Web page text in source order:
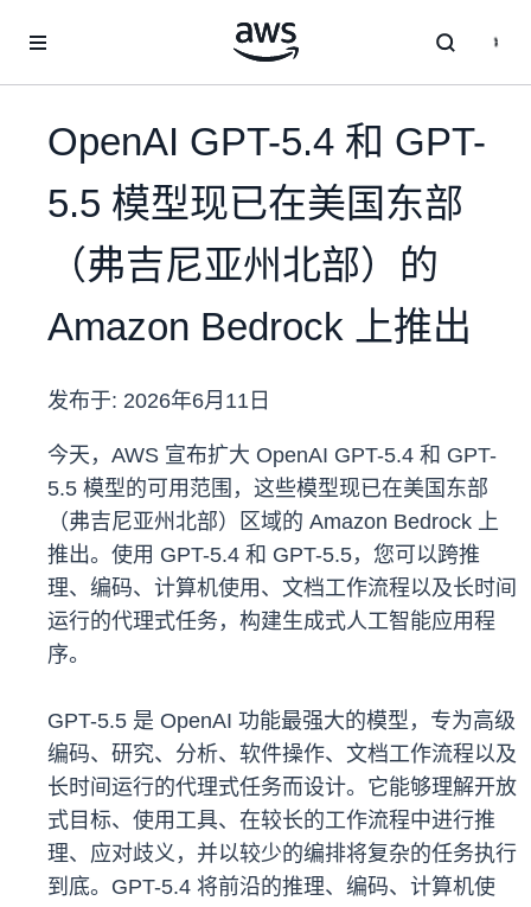
OpenAI GPT-5.4 和 GPT-
5.5 模型现已在美国东部
（弗吉尼亚州北部）的
Amazon Bedrock 上推出
发布于: 2026年6月11日
今天，AWS 宣布扩大 OpenAI GPT-5.4 和 GPT-
5.5 模型的可用范围，这些模型现已在美国东部
（弗吉尼亚州北部）区域的 Amazon Bedrock 上
推出。使用 GPT-5.4 和 GPT-5.5，您可以跨推
理、编码、计算机使用、文档工作流程以及长时间
运行的代理式任务，构建生成式人工智能应用程
序。
GPT-5.5 是 OpenAI 功能最强大的模型，专为高级
编码、研究、分析、软件操作、文档工作流程以及
长时间运行的代理式任务而设计。它能够理解开放
式目标、使用工具、在较长的工作流程中进行推
理、应对歧义，并以较少的编排将复杂的任务执行
到底。GPT-5.4 将前沿的推理、编码、计算机使